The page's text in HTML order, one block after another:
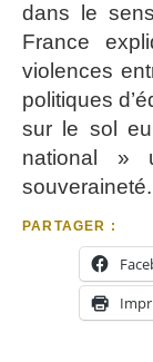
dans le
France
violences
politiques
sur le sol
national »
souveraineté.
PARTAGER :